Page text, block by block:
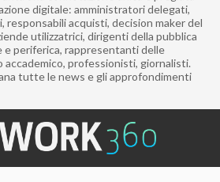
digitale: amministratori delegati,
responsabili acquisti, decision maker del
utilizzatrici, dirigenti della pubblica
e periferica, rappresentanti delle
professionisti, giornalisti.
tutte le news e gli approfondimenti